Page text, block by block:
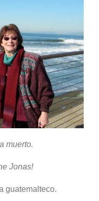
muerto.
Jonas!
guatemalteco.